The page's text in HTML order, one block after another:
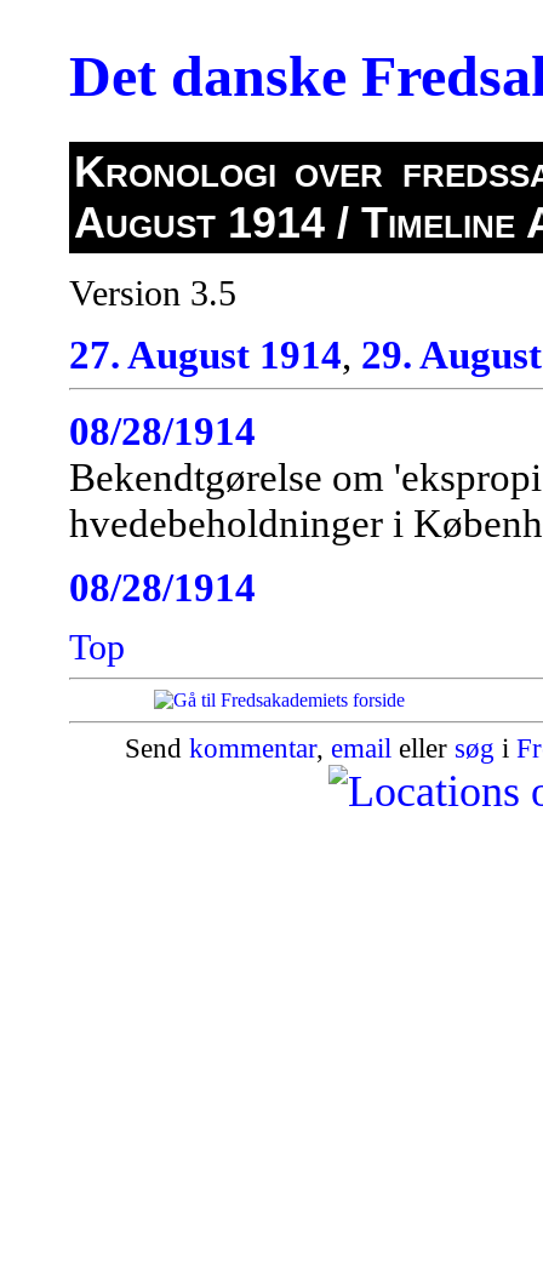
Det danske
Kronologi over
August 1914 / Timeline
Version 3.5
27. August 1914, 29.
08/28/1914
Bekendtgørelse om
hvedebeholdninger i
08/28/1914
Top
Send kommentar, email eller søg i